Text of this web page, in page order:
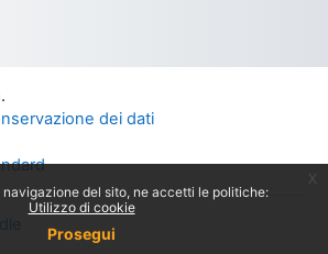
dei dati
navigazione del sito, ne accetti le politiche:
Utilizzo di cookie
Prosegui